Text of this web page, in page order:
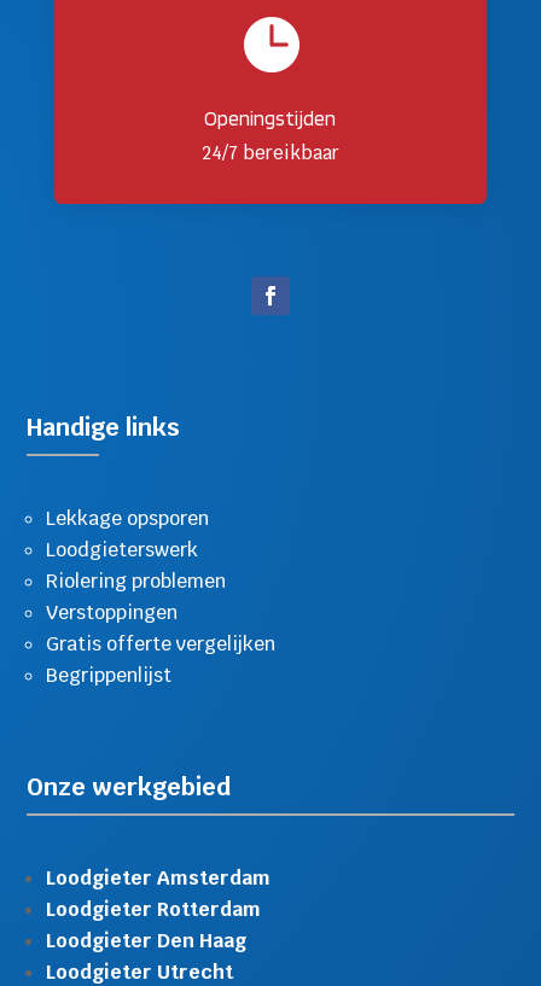

Openingstijden
24/7 bereikbaar
Handige links
Lekkage opsporen
Loodgieterswerk
Riolering problemen
Verstoppingen
Gratis offerte vergelijken
Begrippenlijst
Onze werkgebied
Loodgieter Amsterdam
Loodgieter Rotterdam
Loodgieter Den Haag
Loodgieter Utrecht